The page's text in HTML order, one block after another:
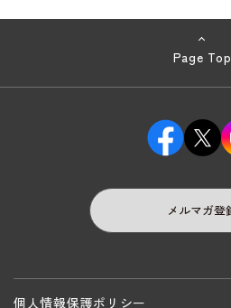
Page Top
メルマガ登
個人情報保護ポリシー